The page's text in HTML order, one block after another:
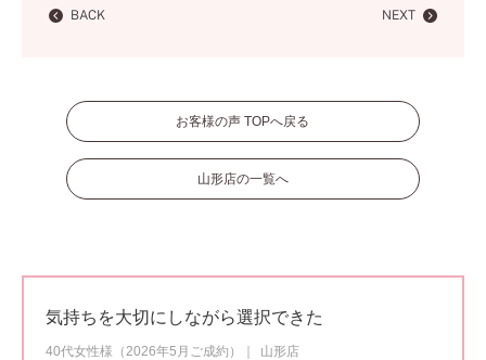
BACK NEXT
お客様の声 TOPへ戻る
山形店の一覧へ
気持ちを大切にしながら選択できた
40代女性様（2026年5月ご成約）
山形店